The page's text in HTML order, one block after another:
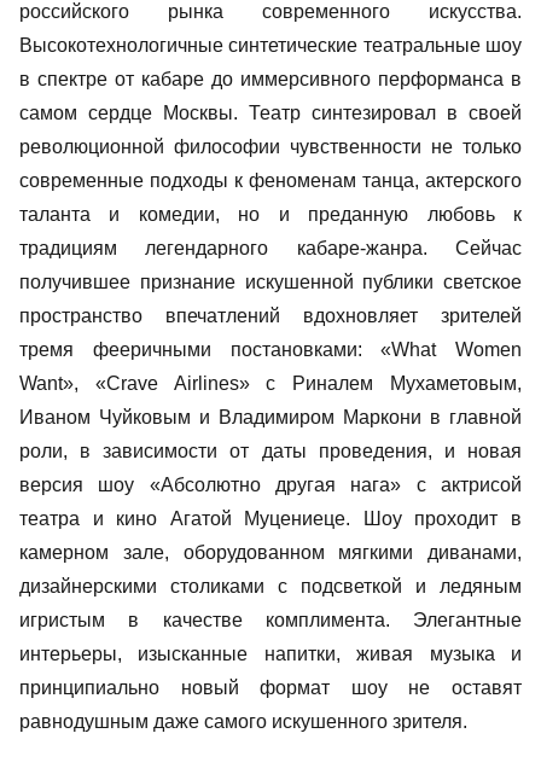
российского рынка современного искусства.
Высокотехнологичные синтетические театральные шоу
в спектре от кабаре до иммерсивного перформанса в
самом сердце Москвы. Театр синтезировал в своей
революционной философии чувственности не только
современные подходы к феноменам танца, актерского
таланта и комедии, но и преданную любовь к
традициям легендарного кабаре-жанра. Сейчас
получившее признание искушенной публики светское
пространство впечатлений вдохновляет зрителей
тремя фееричными постановками: «What Women
Want», «Crave Airlines» с Риналем Мухаметовым,
Иваном Чуйковым и Владимиром Маркони в главной
роли, в зависимости от даты проведения, и новая
версия шоу «Абсолютно другая нага» с актрисой
театра и кино Агатой Муцениеце. Шоу проходит в
камерном зале, оборудованном мягкими диванами,
дизайнерскими столиками с подсветкой и ледяным
игристым в качестве комплимента. Элегантные
интерьеры, изысканные напитки, живая музыка и
принципиально новый формат шоу не оставят
равнодушным даже самого искушенного зрителя.